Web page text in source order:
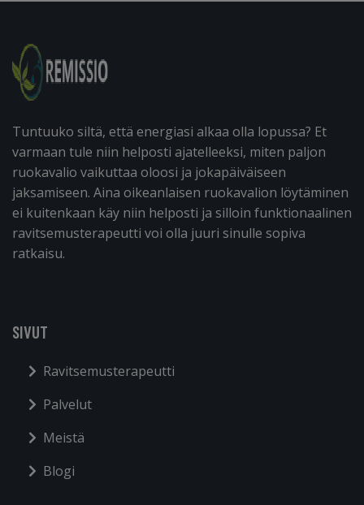
Tuntuuko siltä, että energiasi alkaa olla lopussa? Et
varmaan tule niin helposti ajatelleeksi, miten paljon
ruokavalio vaikuttaa oloosi ja jokapäiväiseen
jaksamiseen. Aina oikeanlaisen ruokavalion löytäminen
ei kuitenkaan käy niin helposti ja silloin funktionaalinen
ravitsemusterapeutti voi olla juuri sinulle sopiva
ratkaisu.
SIVUT
Ravitsemusterapeutti
Palvelut
Meistä
Blogi